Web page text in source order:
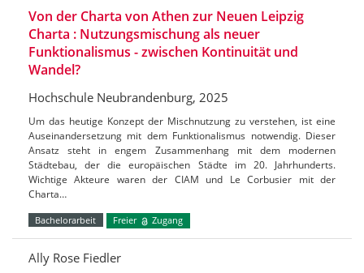
Von der Charta von Athen zur Neuen Leipzig
Charta : Nutzungsmischung als neuer
Funktionalismus - zwischen Kontinuität und
Wandel?
Hochschule Neubrandenburg, 2025
Um das heutige Konzept der Mischnutzung zu verstehen, ist eine
Auseinandersetzung mit dem Funktionalismus notwendig. Dieser
Ansatz steht in engem Zusammenhang mit dem modernen
Städtebau, der die europäischen Städte im 20. Jahrhunderts.
Wichtige Akteure waren der CIAM und Le Corbusier mit der
Charta…
Bachelorarbeit Freier Zugang
Ally Rose Fiedler